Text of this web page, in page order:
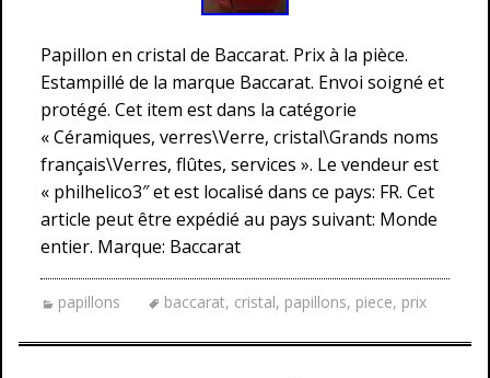
Papillon en cristal de Baccarat. Prix à la pièce.
Estampillé de la marque Baccarat. Envoi soigné et
protégé. Cet item est dans la catégorie
« Céramiques, verres\Verre, cristal\Grands noms
français\Verres, flûtes, services ». Le vendeur est
« philhelico3″ et est localisé dans ce pays: FR. Cet
article peut être expédié au pays suivant: Monde
entier. Marque: Baccarat
papillons baccarat, cristal, papillons, piece, prix